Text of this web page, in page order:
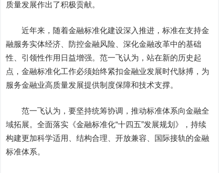
质量发展作出了积极贡献。
近年来，随着金融标准化建设深入推进，标准在支持金
融服务实体经济、防控金融风险、深化金融改革中的基础
性、引领性作用日益增强。范一飞认为，站在新的历史起
点，金融标准化工作必须始终紧扣金融业发展时代脉搏，为
服务金融业高质量发展提供制度保障和技术支撑。
范一飞认为，要坚持统筹协调，推动标准体系向金融全
域拓展。全面落实《金融标准化“十四五”发展规划》，持续
构建更加科学适用、结构合理、开放兼容、国际接轨的金融
标准体系。